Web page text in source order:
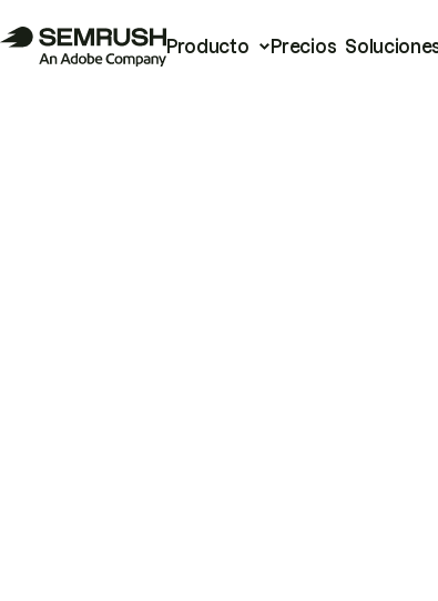
Producto Precios